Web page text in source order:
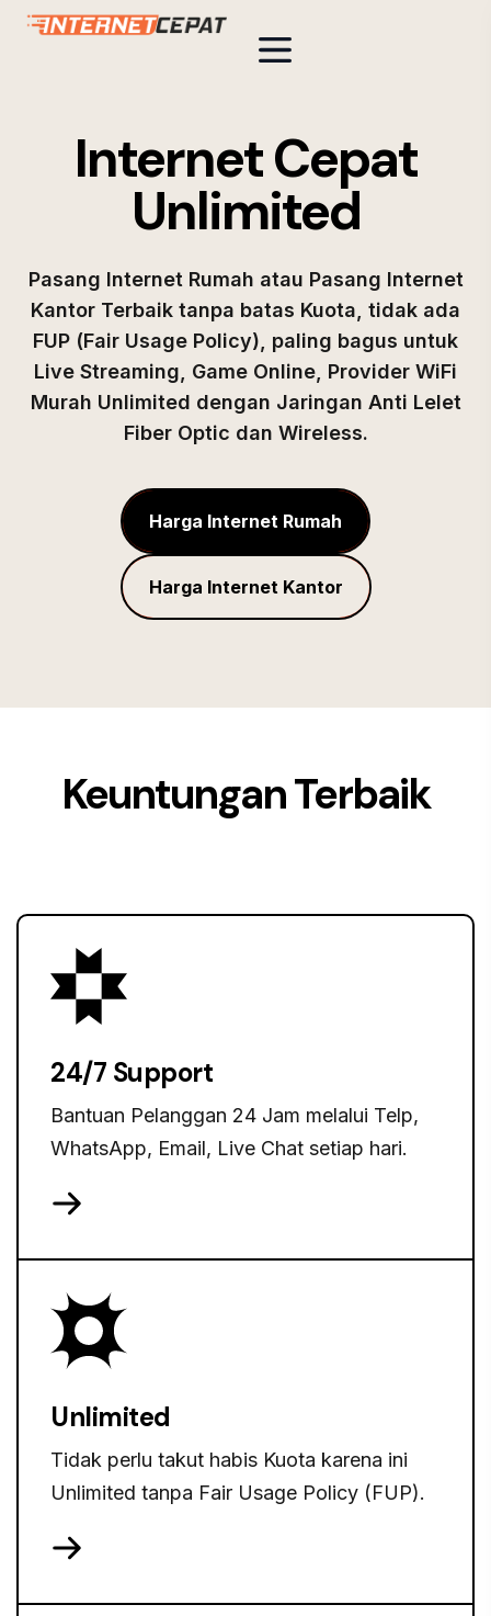
Internet Cepat
Unlimited
Pasang Internet Rumah atau Pasang Internet
Kantor Terbaik tanpa batas Kuota, tidak ada
FUP (Fair Usage Policy), paling bagus untuk
Live Streaming, Game Online, Provider WiFi
Murah Unlimited dengan Jaringan Anti Lelet
Fiber Optic dan Wireless.
Harga Internet Kantor
Harga Internet Rumah
Keuntungan Terbaik
24/7 Support
Bantuan Pelanggan 24 Jam melalui Telp,
WhatsApp, Email, Live Chat setiap hari.
Unlimited
Tidak perlu takut habis Kuota karena ini
Unlimited tanpa Fair Usage Policy (FUP).